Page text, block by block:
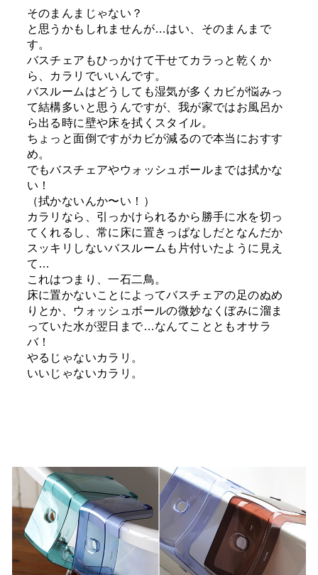
そのまんまじゃない？
と思うかもしれませんが…はい、そのまんまで
す。
バスチェアもひっかけて干せてカラっと乾くか
ら、カラリでいいんです。
バスルームはどうしても湿気が多くカビが悩みっ
て結構多いと思うんですが、我が家ではお風呂か
ら出る時に壁や床を拭くスタイル。
ちょっと面倒ですがカビが減るので本当におすす
め。
でもバスチェアやウォッシュボールまでは拭かな
い！
（拭かないんか〜い！）
カラリなら、引っかけられるから勝手に水を切っ
てくれるし、常に床に置きっぱなしだとなんだか
スッキリしないバスルームも片付いたように見え
て…
これはつまり、一石二鳥。
床に置かないことによってバスチェアの足のぬめ
りとか、ウォッシュボールの微妙なくぼみに溜ま
っていた水が翌日まで…なんてことともオサラ
バ！
やるじゃないカラリ。
いいじゃないカラリ。